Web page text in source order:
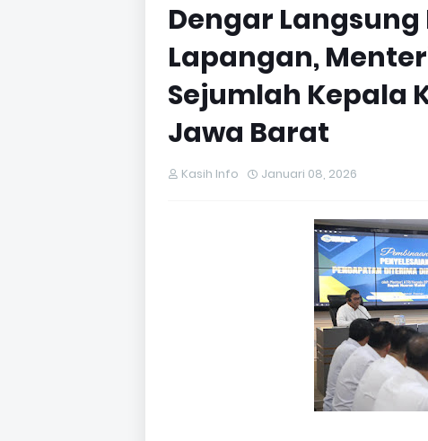
Dengar
Lapangan,
Sejumlah Kepala
Jawa Barat
Kasih Info Januari 08, 2026